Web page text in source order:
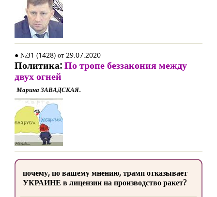
● №31 (1428) от 29.07.2020
Политика:По тропе беззакония между
двух огней
Марина ЗАВАДСКАЯ.
почему, по вашему мнению, трамп отказывает
УКРАИНЕ в лицензии на производство ракет?